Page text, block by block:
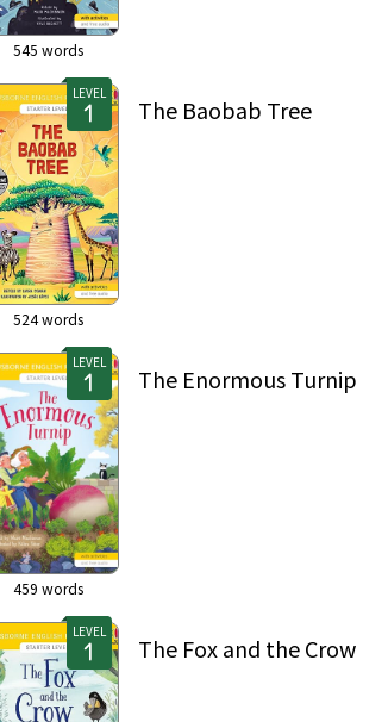
545 words
LEVEL
524words
The Baobab Tree
LEVEL
459 words
The Enormous Turnip
LEVEL
The Fox and the Crow